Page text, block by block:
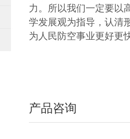
力。所以我们一定要以
学发展观为指导，认清
为人民防空事业更好更
产品咨询